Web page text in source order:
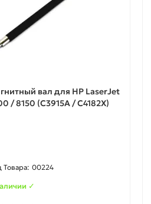
вал для HP LaserJet
/ 8150 (C3915A / C4182X)
00224
✓